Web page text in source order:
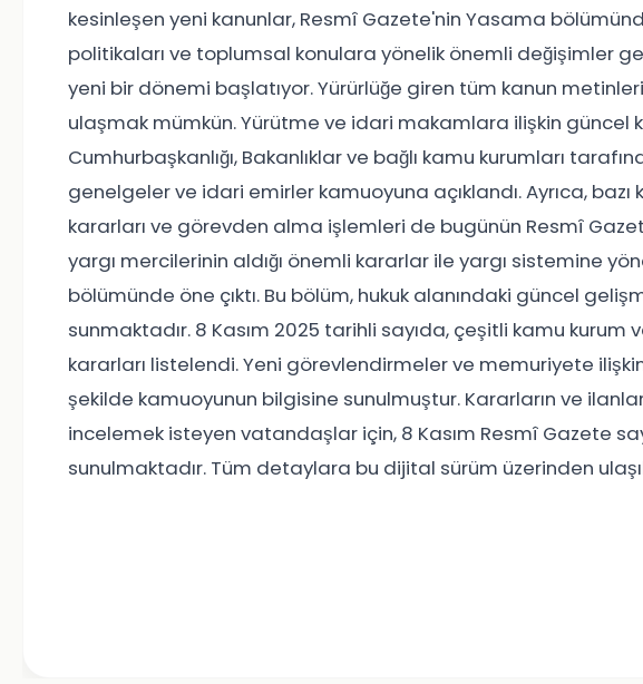
kesinleşen yeni kanunlar, Resmî Gazete'nin Yasama
politikaları ve toplumsal konulara yönelik önemli değişimler
yeni bir dönemi başlatıyor. Yürürlüğe giren tüm kanun
ulaşmak mümkün. Yürütme ve idari makamlara ilişkin güncel
Cumhurbaşkanlığı, Bakanlıklar ve bağlı kamu kurumları
genelgeler ve idari emirler kamuoyuna açıklandı. Ayrıca,
kararları ve görevden alma işlemleri de bugünün Resmî
yargı mercilerinin aldığı önemli kararlar ile yargı sistemine
bölümünde öne çıktı. Bu bölüm, hukuk alanındaki güncel
sunmaktadır. 8 Kasım 2025 tarihli sayıda, çeşitli kamu kurum
kararları listelendi. Yeni görevlendirmeler ve memuriyete ilişkin
şekilde kamuoyunun bilgisine sunulmuştur. Kararların ve
incelemek isteyen vatandaşlar için, 8 Kasım Resmî Gazete
sunulmaktadır. Tüm detaylara bu dijital sürüm üzerinden